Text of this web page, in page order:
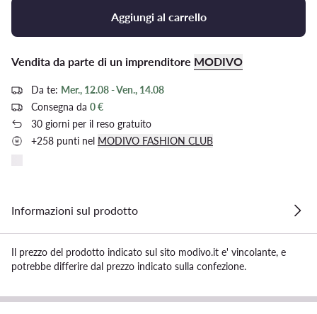
Aggiungi al carrello
Vendita da parte di un imprenditore MODIVO
Da te: Mer., 12.08 - Ven., 14.08
Consegna da 0 €
30 giorni per il reso gratuito
+258 punti nel MODIVO FASHION CLUB
Informazioni sul prodotto
Il prezzo del prodotto indicato sul sito modivo.it e' vincolante, e
potrebbe differire dal prezzo indicato sulla confezione.